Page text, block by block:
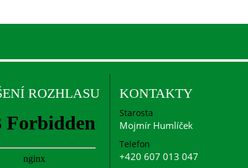
ROZHLASU KONTAKTY
Starosta
Mojmír Humlíček
Telefon
+420 607 013 047